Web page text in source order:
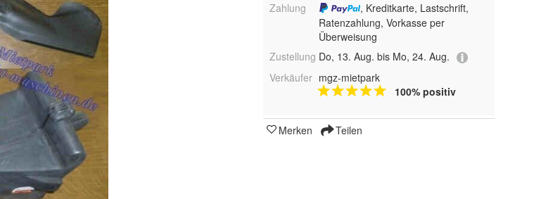
Zahlung
, Kreditkarte, Lastschrift,
Ratenzahlung, Vorkasse per
Überweisung
Zustellung Do, 13. Aug. bis Mo, 24. Aug.
Verkäufer mgz-mietpark
100% positiv
Merken Teilen